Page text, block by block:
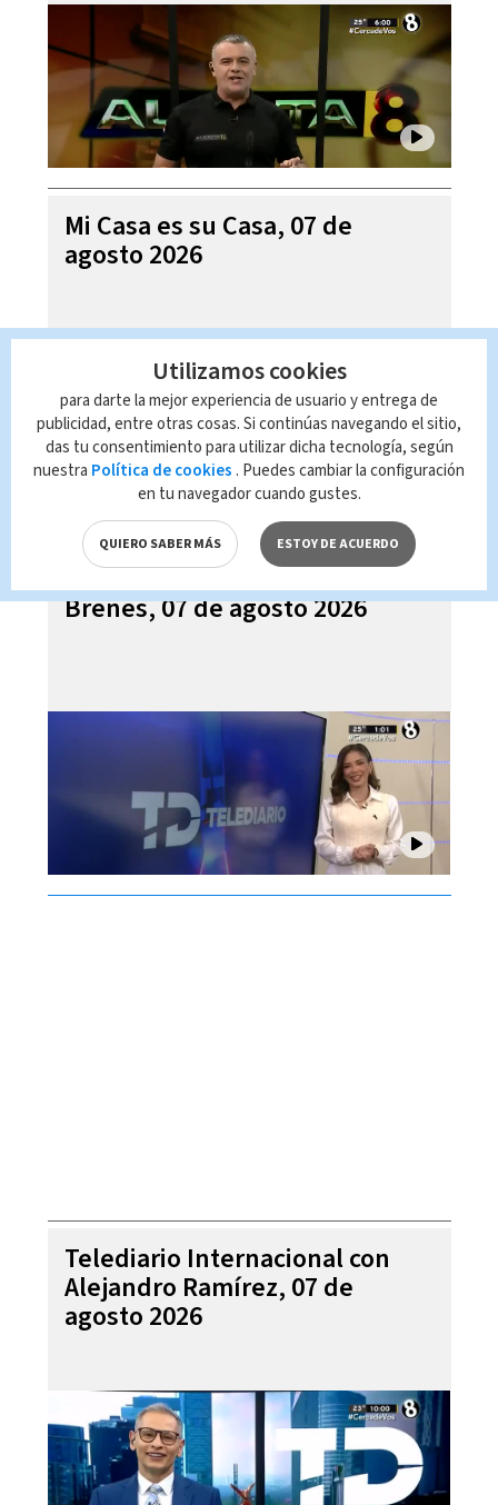
Mi Casa es su Casa, 07 de
agosto 2026
Telediario En Directo con Paula
Brenes, 07 de agosto 2026
Telediario Internacional con
Alejandro Ramírez, 07 de
agosto 2026
Utilizamos cookies
para darte la mejor experiencia de usuario y entrega de
publicidad, entre otras cosas. Si continúas navegando el sitio,
das tu consentimiento para utilizar dicha tecnología, según
nuestra Política de cookies . Puedes cambiar la configuración
en tu navegador cuando gustes.
QUIERO SABER MÁS ESTOY DE ACUERDO